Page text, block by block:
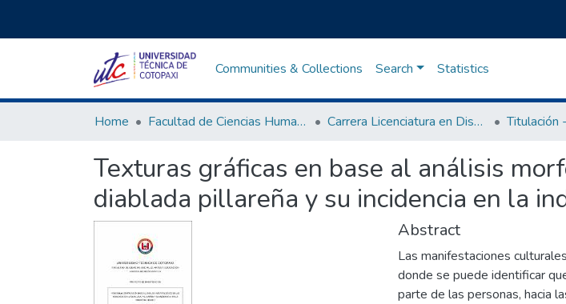
Communities & Collections Search Statistics
Home Facultad de Ciencias Humanas y Educación Carrera Licenciatura en Diseño Gráfico
Texturas gráficas en base al análisis
diablada pillareña y su incidencia en la
Abstract
Las manifestaciones
donde se puede identificar
parte de las personas, hacia